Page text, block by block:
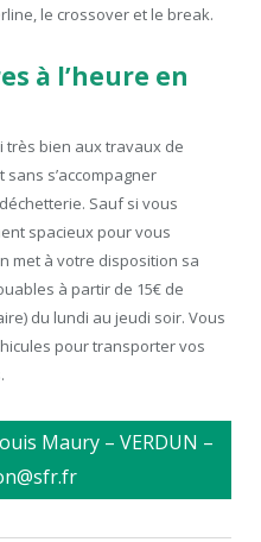
le crossover et le break.
à l’heure en
très bien aux travaux de
s’accompagner
Sauf si vous
spacieux pour vous
met à votre disposition sa
à partir de 15€ de
du lundi au jeudi soir. Vous
pour transporter vos
Maury – VERDUN –